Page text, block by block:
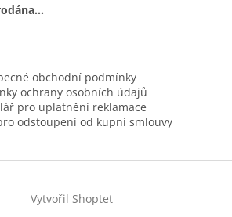
obchodní podmínky
ochrany osobních údajů
pro uplatnění reklamace
odstoupení od kupní smlouvy
Vytvořil Shoptet